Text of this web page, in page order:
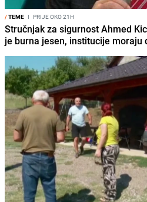
/TEME I PRIJE OKO 21H
Stručnjak za sigurnost Ahmed
je burna jesen, institucije moraju